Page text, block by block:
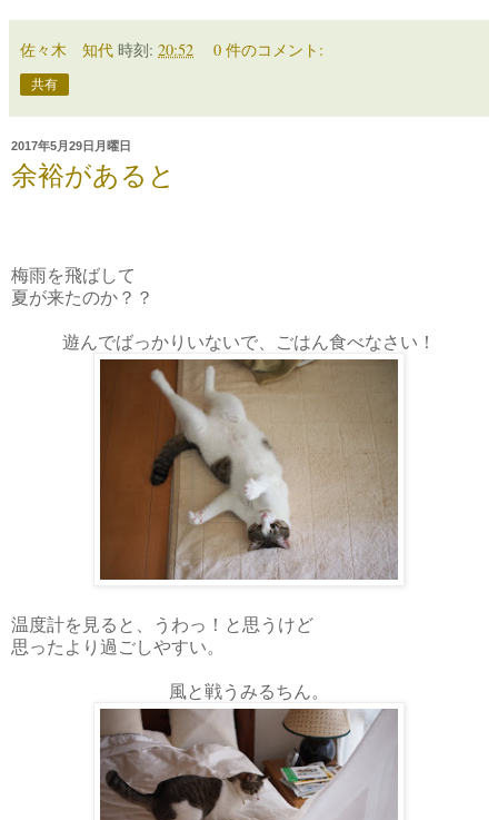
佐々木 知代 時刻: 20:52 0 件のコメント:
共有
2017年5月29日月曜日
余裕があると
梅雨を飛ばして
夏が来たのか？？
遊んでばっかりいないで、ごはん食べなさい！
温度計を見ると、うわっ！と思うけど
思ったより過ごしやすい。
風と戦うみるちん。